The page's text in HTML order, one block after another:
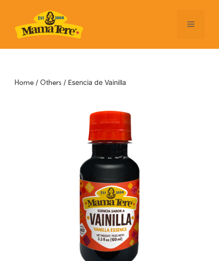
content
Menu
Home / Others / Esencia de Vainilla